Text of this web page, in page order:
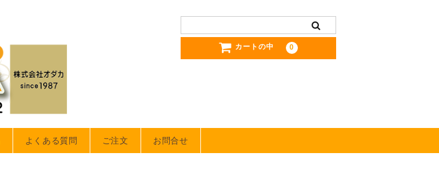
カートの中 0
よくある質問 ご注文 お問合せ